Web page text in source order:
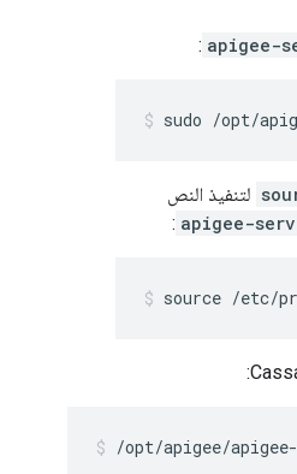
apigee-
:
sudo /opt/
لتنفيذ النص
apigee-
:
source /etc/
/opt/apigee/